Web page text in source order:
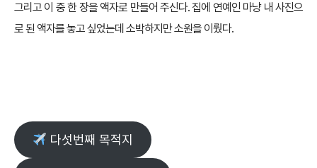
그리고 이 중 한 장을 액자로 만들어 주신다. 집에 연예인 마냥 내 사진으
로 된 액자를 놓고 싶었는데 소박하지만 소원을 이뤘다.
다섯번째 목적지